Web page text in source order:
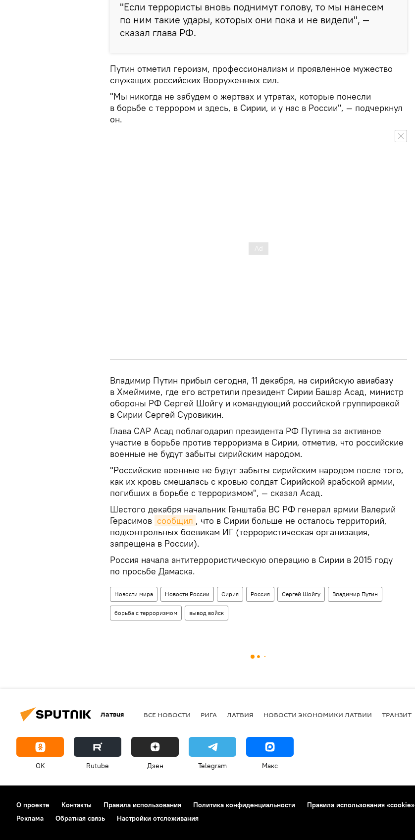
"Если террористы вновь поднимут голову, то мы нанесем
по ним такие удары, которых они пока и не видели", —
сказал глава РФ.
Путин отметил героизм, профессионализм и проявленное мужество
служащих российских Вооруженных сил.
"Мы никогда не забудем о жертвах и утратах, которые понесли
в борьбе с террором и здесь, в Сирии, и у нас в России", — подчеркнул
он.
Владимир Путин прибыл сегодня, 11 декабря, на сирийскую авиабазу
в Хмеймиме, где его встретили президент Сирии Башар Асад, министр
обороны РФ Сергей Шойгу и командующий российской группировкой
в Сирии Сергей Суровикин.
Глава САР Асад поблагодарил президента РФ Путина за активное
участие в борьбе против терроризма в Сирии, отметив, что российские
военные не будут забыты сирийским народом.
"Российские военные не будут забыты сирийским народом после того,
как их кровь смешалась с кровью солдат Сирийской арабской армии,
погибших в борьбе с терроризмом", — сказал Асад.
Шестого декабря начальник Генштаба ВС РФ генерал армии Валерий
Герасимов сообщил , что в Сирии больше не осталось территорий,
подконтрольных боевикам ИГ (террористическая организация,
запрещена в России).
Россия начала антитеррористическую операцию в Сирии в 2015 году
по просьбе Дамаска.
Новости мира Новости России Сирия Россия Сергей Шойгу Владимир Путин
борьба с терроризмом вывод войск
Латвия ВСЕ НОВОСТИ РИГА ЛАТВИЯ НОВОСТИ ЭКОНОМИКИ ЛАТВИИ ТРАНЗИТ
OK Rutube Дзен Telegram Макс
О проекте Контакты Правила использования Политика конфиденциальности Правила использования «cookie»
Реклама
Обратная связь Настройки отслеживания